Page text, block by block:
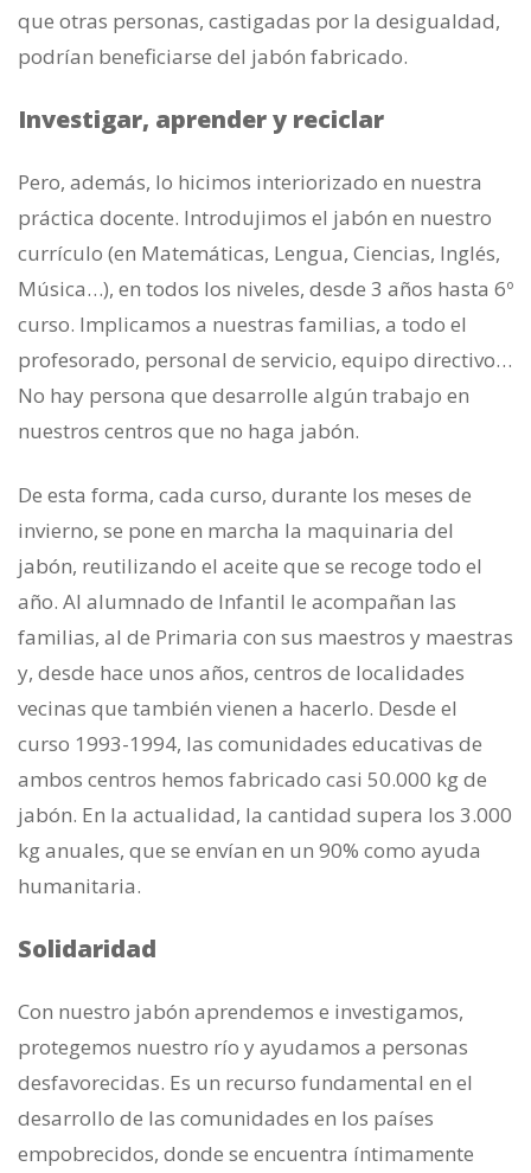
que otras personas, castigadas por la desigualdad,
podrían beneficiarse del jabón fabricado.
Investigar, aprender y reciclar
Pero, además, lo hicimos interiorizado en nuestra
práctica docente. Introdujimos el jabón en nuestro
currículo (en Matemáticas, Lengua, Ciencias, Inglés,
Música…), en todos los niveles, desde 3 años hasta 6º
curso. Implicamos a nuestras familias, a todo el
profesorado, personal de servicio, equipo directivo…
No hay persona que desarrolle algún trabajo en
nuestros centros que no haga jabón.
De esta forma, cada curso, durante los meses de
invierno, se pone en marcha la maquinaria del
jabón, reutilizando el aceite que se recoge todo el
año. Al alumnado de Infantil le acompañan las
familias, al de Primaria con sus maestros y maestras
y, desde hace unos años, centros de localidades
vecinas que también vienen a hacerlo. Desde el
curso 1993-1994, las comunidades educativas de
ambos centros hemos fabricado casi 50.000 kg de
jabón. En la actualidad, la cantidad supera los 3.000
kg anuales, que se envían en un 90% como ayuda
humanitaria.
Solidaridad
Con nuestro jabón aprendemos e investigamos,
protegemos nuestro río y ayudamos a personas
desfavorecidas. Es un recurso fundamental en el
desarrollo de las comunidades en los países
empobrecidos, donde se encuentra íntimamente